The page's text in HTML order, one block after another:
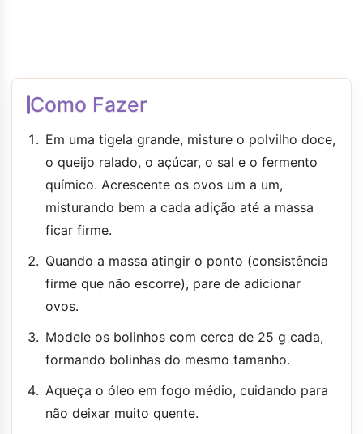
Como Fazer
Em uma tigela grande, misture o polvilho doce,
o queijo ralado, o açúcar, o sal e o fermento
químico. Acrescente os ovos um a um,
misturando bem a cada adição até a massa
ficar firme.
Quando a massa atingir o ponto (consistência
firme que não escorre), pare de adicionar
ovos.
Modele os bolinhos com cerca de 25 g cada,
formando bolinhas do mesmo tamanho.
Aqueça o óleo em fogo médio, cuidando para
não deixar muito quente.